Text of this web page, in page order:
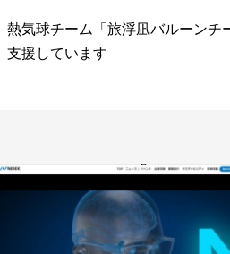
熱気球チーム「旅浮凪バルーンチ
支援しています